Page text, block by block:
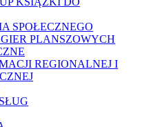
SPOŁECZNEGO
PLANSZOWYCH
REGIONALNEJ I